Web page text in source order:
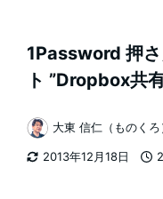
1Password 押
ト ”Dropbox共
2013年12月18日
著
者
大東 信仁（ものくろ